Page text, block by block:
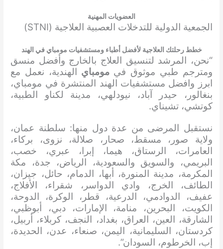
العضويات المهنية
الجمعية الدولية للتدخلات العصبية العلاجية (STNI)
خطط رحلتك العلاجية لأفضل أطباء ومستشفيات مومباي في الهند
“نحن، المرشد لتنسيق العلاج بالخارج وأفضل منسق
ومترجم طبي موثوق في مومباي الهندية، نعمل مع
ابرز وافضل مستشفيات الهند المنتشرة في مومباي،
بنغالور، حيدر آباد، نيودلهي، مدينة لكناو الطبية،
كوتشي، تشيناي.
نستقبل المرضى من عدة دول منها: سلطنة عمان،
ولاية صور، مسقط، صحار، صلالة، نزوى، بركاء،
العامرات، الرستاق، هيما، إبرا، عبري، خصب،
البريمي، والسويق والسعودية، الرياض، جدة، مكة
المكرمة، مدينة المنورة، أبها، الدمام، حائل، جيزان،
الطائف، الخرج، وادي الدواسر، شقراء، الأفلاج،
عفيف، الدوادمي، الدرعية، قطر، الوكرة، الدوحة،
الكويت، البحرين، منامة، الإمارات، دبي، أبوظبي،
الشارقة، العين، العراق، بغداد، النجف، كربلاء، أربيل،
كردستان، السليمانية، اليمن، صنعاء، عدن، الحديدة،
إب، الخرطوم، السودان”.